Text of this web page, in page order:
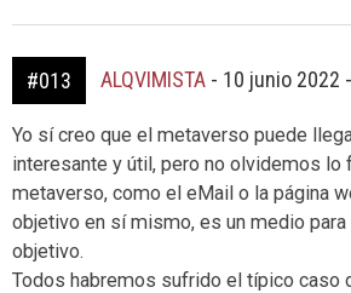
#013 ALQVIMISTA - 10 junio 2022
Yo sí creo que el metaverso puede
interesante y útil, pero no olvidemos lo
metaverso, como el eMail o la página
objetivo en sí mismo, es un medio para
objetivo.
Todos habremos sufrido el típico caso